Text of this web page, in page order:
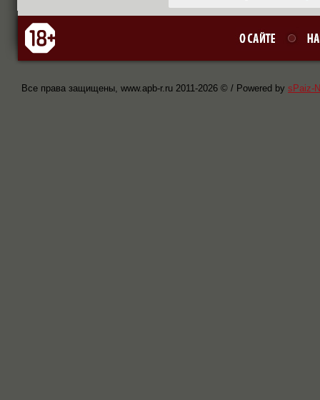
Все права защищены, www.apb-r.ru 2011-2026 © / Powered by sPaiz-